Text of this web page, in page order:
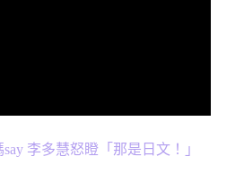
李多慧怒瞪「那是日文！」